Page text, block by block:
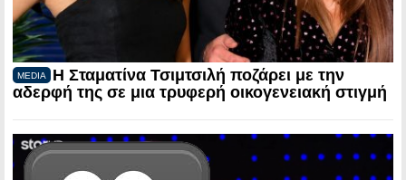
MEDIA
Η Σταματίνα Τσιμτσιλή ποζάρει με την
αδερφή της σε μια τρυφερή οικογενειακή στιγμή